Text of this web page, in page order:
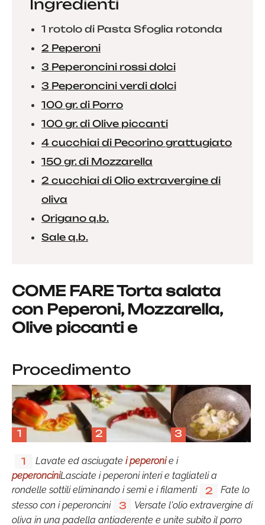
Ingredienti
1 rotolo di Pasta Sfoglia rotonda
2 Peperoni
3 Peperoncini rossi dolci
3 Peperoncini verdi dolci
100 gr. di Porro
100 gr. di Olive piccanti
4 cucchiai di Pecorino grattugiato
150 gr. di Mozzarella
2 cucchiai di Olio extravergine di
oliva
Origano q.b.
Sale q.b.
COME FARE Torta salata
con Peperoni, Mozzarella,
Olive piccanti e
Procedimento
1 2 3
1 Lavate ed asciugate i peperonie i
peperonciniLasciate i peperoni interi e tagliateli a
rondelle sottili eliminando i semi e i filamenti
2
Fate lo
stesso con i peperoncini
3
Versate l'olio extravergine di
oliva in una padella antiaderente e unite subito il porro